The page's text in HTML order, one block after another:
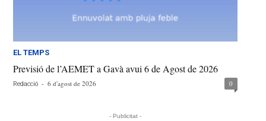
EL TEMPS
Previsió de l’AEMET a Gavà avui 6 de Agost de 2026
Redacció - 6 d'agost de 2026 0
- Publicitat -